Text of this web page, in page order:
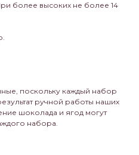
более высоких не более 14
поскольку каждый набор
ручной работы наших
шоколада и ягод могут
набора.